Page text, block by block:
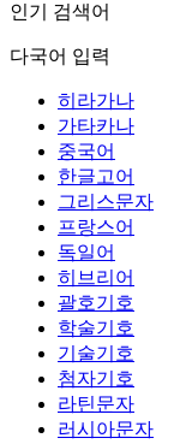
인기 검색어
다국어 입력
히라가나
가타카나
중국어
한글고어
그리스문자
프랑스어
독일어
히브리어
괄호기호
학술기호
기술기호
첨자기호
라틴문자
러시아문자